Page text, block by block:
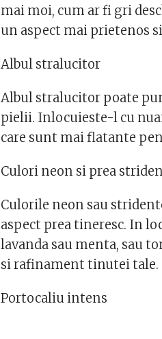
mai moi, cum ar fi gri
un aspect mai prietenos
Albul stralucitor
Albul stralucitor poate
pielii. Inlocuieste-l cu
care sunt mai flatante
Culori neon si prea
Culorile neon sau
aspect prea tineresc. In
lavanda sau menta, sau
si rafinament tinutei tale.
Portocaliu intens